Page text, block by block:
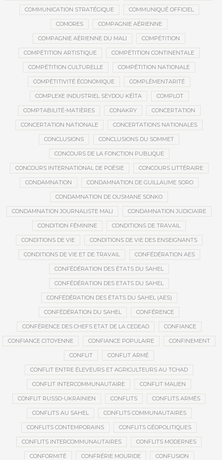
COMMUNICATION STRATÉGIQUE COMMUNIQUÉ OFFICIEL
COMORES COMPAGNIE AÉRIENNE
COMPAGNIE AÉRIENNE DU MALI COMPÉTITION
COMPÉTITION ARTISTIQUE COMPÉTITION CONTINENTALE
COMPÉTITION CULTURELLE COMPÉTITION NATIONALE
COMPÉTITIVITÉ ÉCONOMIQUE COMPLÉMENTARITÉ
COMPLEXE INDUSTRIEL SEYDOU KÉÏTA COMPLOT
COMPTABILITÉ-MATIÈRES CONAKRY CONCERTATION
CONCERTATION NATIONALE CONCERTATIONS NATIONALES
CONCLUSIONS CONCLUSIONS DU SOMMET
CONCOURS DE LA FONCTION PUBLIQUE
CONCOURS INTERNATIONAL DE POÉSIE CONCOURS LITTÉRAIRE
CONDAMNATION CONDAMNATION DE GUILLAUME SORO
CONDAMNATION DE OUSMANE SONKO
CONDAMNATION JOURNALISTE MALI CONDAMNATION JUDICIAIRE
CONDITION FÉMININE CONDITIONS DE TRAVAIL
CONDITIONS DE VIE CONDITIONS DE VIE DES ENSEIGNANTS
CONDITIONS DE VIE ET DE TRAVAIL CONFÉDÉRATION AES
CONFÉDÉRATION DES ÉTATS DU SAHEL
CONFÉDÉRATION DES ETATS DU SAHEL
CONFÉDÉRATION DES ÉTATS DU SAHEL (AES)
CONFÉDÉRATION DU SAHEL CONFÉRENCE
CONFÉRENCE DES CHEFS ETAT DE LA CEDEAO CONFIANCE
CONFIANCE CITOYENNE CONFIANCE POPULAIRE CONFINEMENT
CONFLIT CONFLIT ARMÉ
CONFLIT ENTRE ÉLEVEURS ET AGRICULTEURS AU TCHAD
CONFLIT INTERCOMMUNAUTAIRE CONFLIT MALIEN
CONFLIT RUSSO-UKRAINIEN CONFLITS CONFLITS ARMÉS
CONFLITS AU SAHEL CONFLITS COMMUNAUTAIRES
CONFLITS CONTEMPORAINS CONFLITS GÉOPOLITIQUES
CONFLITS INTERCOMMUNAUTAIRES CONFLITS MODERNES
CONFORMITÉ CONFRÉRIE MOURIDE CONFUSION